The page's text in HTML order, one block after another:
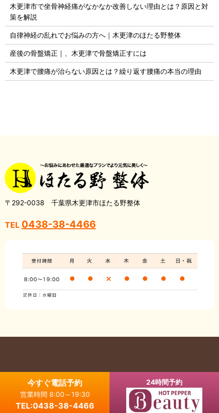
木更津市で坐骨神経痛がなかなか改善しない理由とは？原因と対
策を解説
自律神経の乱れでお悩みの方へ｜木更津のほたる野整体
産後の骨盤矯正｜、木更津で骨盤矯正すには
木更津で腰痛が治らない原因とは？繰り返す腰痛の本当の理由
〒292-0038 千葉県木更津市ほたる野整体
TEL 0438-38-4466
今すぐ電話予約
営業時間 8:00～19:30
TEL:0438-38-4466
24時間予約
【掲載の記事・写真・イラストなどの無断複写・転載を禁じます】